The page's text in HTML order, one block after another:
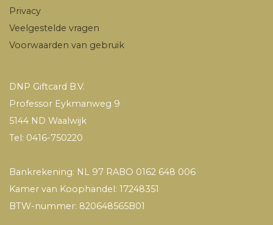
Privacy
Veelgestelde vragen
Voorwaarden van gebruik
DNP Giftcard B.V.
Professor Eykmanweg 9
5144 ND Waalwijk
Tel: 0416-750220
Bankrekening: NL 97 RABO 0162 648 006
Kamer van Koophandel: 17248351
BTW-nummer: 820648565B01